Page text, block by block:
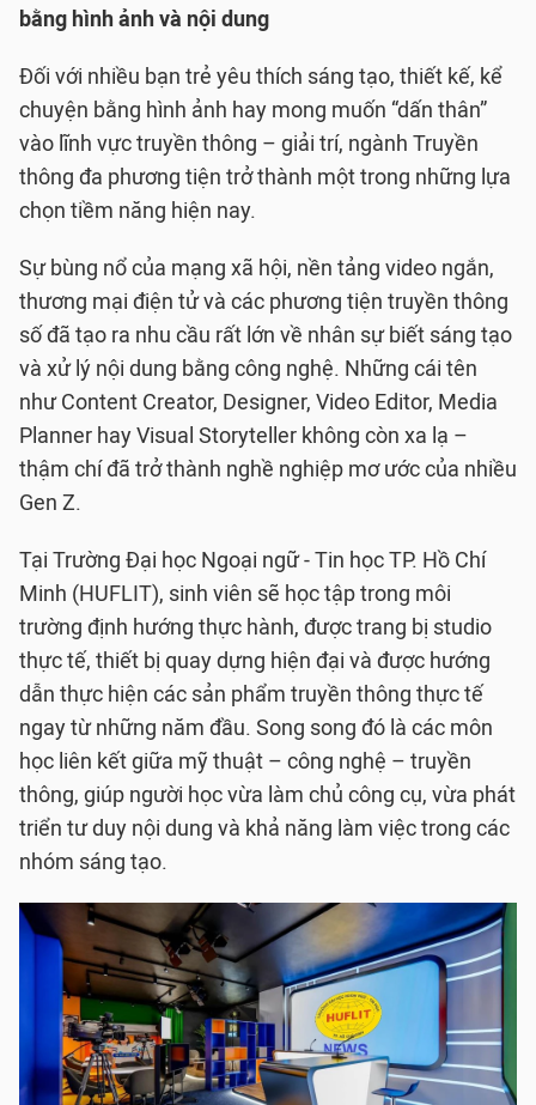
bằng hình ảnh và nội dung
Đối với nhiều bạn trẻ yêu thích sáng tạo, thiết kế, kể
chuyện bằng hình ảnh hay mong muốn “dấn thân”
vào lĩnh vực truyền thông – giải trí, ngành Truyền
thông đa phương tiện trở thành một trong những lựa
chọn tiềm năng hiện nay.
Sự bùng nổ của mạng xã hội, nền tảng video ngắn,
thương mại điện tử và các phương tiện truyền thông
số đã tạo ra nhu cầu rất lớn về nhân sự biết sáng tạo
và xử lý nội dung bằng công nghệ. Những cái tên
như Content Creator, Designer, Video Editor, Media
Planner hay Visual Storyteller không còn xa lạ –
thậm chí đã trở thành nghề nghiệp mơ ước của nhiều
Gen Z.
Tại Trường Đại học Ngoại ngữ - Tin học TP. Hồ Chí
Minh (HUFLIT), sinh viên sẽ học tập trong môi
trường định hướng thực hành, được trang bị studio
thực tế, thiết bị quay dựng hiện đại và được hướng
dẫn thực hiện các sản phẩm truyền thông thực tế
ngay từ những năm đầu. Song song đó là các môn
học liên kết giữa mỹ thuật – công nghệ – truyền
thông, giúp người học vừa làm chủ công cụ, vừa phát
triển tư duy nội dung và khả năng làm việc trong các
nhóm sáng tạo.